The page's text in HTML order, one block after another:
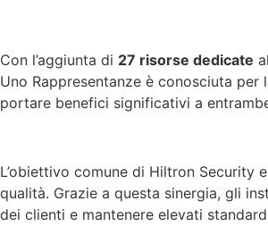
Con l’aggiunta di 27 risorse dedicate
Uno Rappresentanze è conosciuta per
portare benefici significativi a
L’obiettivo comune di Hiltron Security
qualità. Grazie a questa sinergia, gli
dei clienti e mantenere elevati